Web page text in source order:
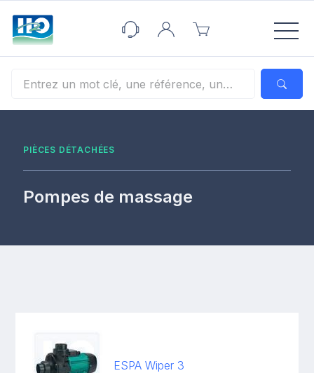
PIÈCES DÉTACHÉES
Pompes de massage
ESPA Wiper 3